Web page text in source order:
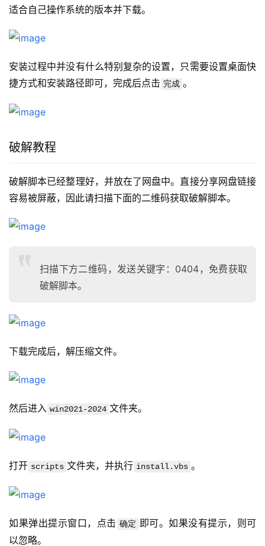
适合自己操作系统的版本并下载。
安装过程中并没有什么特别复杂的设置，只需要设置桌面快
捷方式和安装路径即可，完成后点击 完成 。
破解教程
破解脚本已经整理好，并放在了网盘中。直接分享网盘链接
容易被屏蔽，因此请扫描下面的二维码获取破解脚本。
扫描下方二维码，发送关键字：0404，免费获取
破解脚本。
下载完成后，解压缩文件。
然后进入 win2021-2024 文件夹。
打开 scripts 文件夹，并执行 install.vbs 。
如果弹出提示窗口，点击 确定 即可。如果没有提示，则可
以忽略。